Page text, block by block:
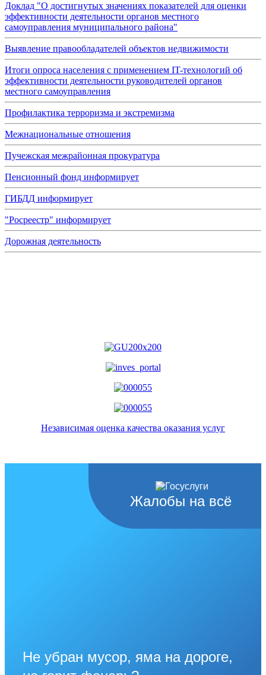
Доклад "О достигнутых значениях показателей для оценки
эффективности деятельности органов местного
самоуправления муниципального района"
Выявление правообладателей объектов недвижимости
Итоги опроса населения с применением IT-технологий об
эффективности деятельности руководителей органов
местного самоуправления
Профилактика терроризма и экстремизма
Межнациональные отношения
Пучежская межрайонная прокуратура
Пенсионный фонд информирует
ГИБДД информирует
"Росреестр" информирует
Дорожная деятельность
Независимая оценка качества оказания услуг
Жалобы на всё
Не убран мусор, яма на дороге,